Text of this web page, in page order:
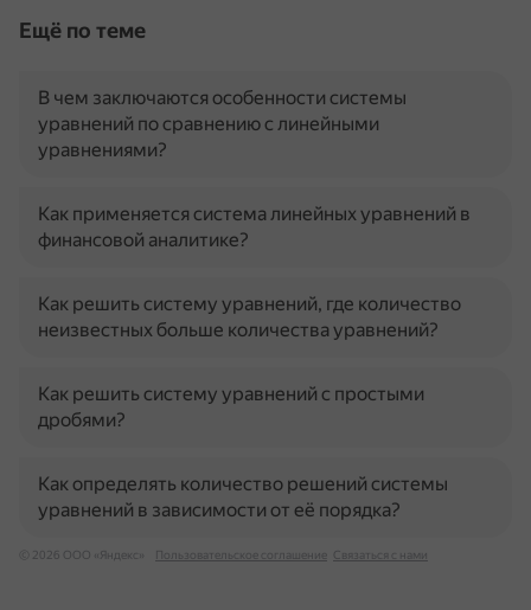
Ещё по теме
В чем заключаются особенности системы
уравнений по сравнению с линейными
уравнениями?
Как применяется система линейных уравнений в
финансовой аналитике?
Как решить систему уравнений, где количество
неизвестных больше количества уравнений?
Как решить систему уравнений с простыми
дробями?
Как определять количество решений системы
уравнений в зависимости от её порядка?
© 2026 ООО «Яндекс» Пользовательское соглашение Связаться с нами